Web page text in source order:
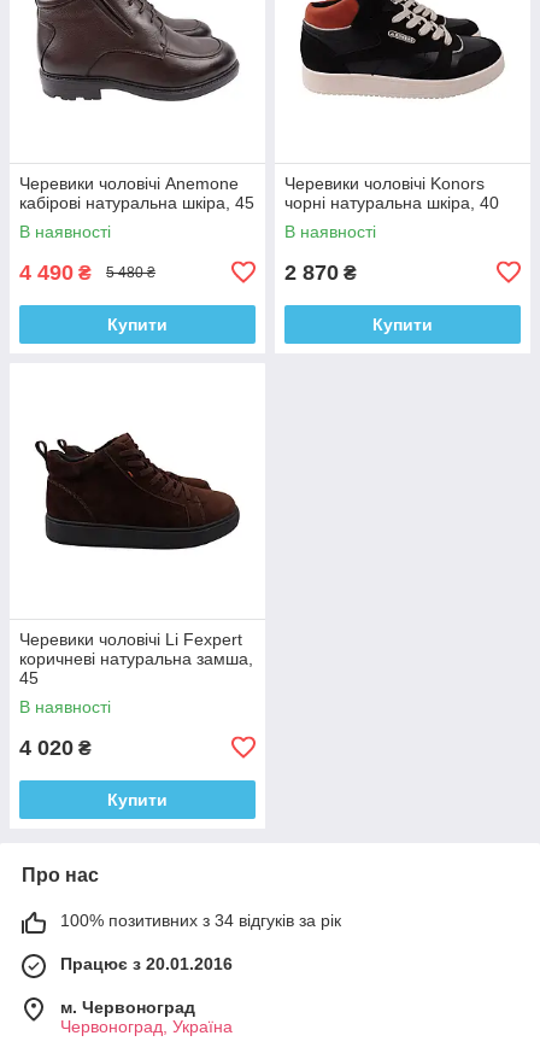
Черевики чоловічі Anemone
кабірові натуральна шкіра, 45
В наявності
4 490 ₴ 5 480 ₴
Купити
Черевики чоловічі Konors
чорні натуральна шкіра, 40
В наявності
2 870 ₴
Купити
Черевики чоловічі Li Fexpert
коричневі натуральна замша,
45
В наявності
4 020 ₴
Купити
Про нас
100% позитивних з 34 відгуків за рік
Працює з 20.01.2016
м. Червоноград
Червоноград, Україна